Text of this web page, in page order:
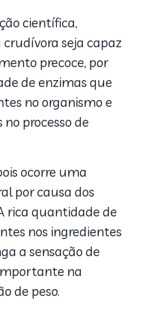
científica,
seja capaz
precoce, por
de enzimas que
no organismo e
processo de
ocorre uma
por causa dos
rica quantidade de
nos ingredientes
a sensação de
na
de peso.